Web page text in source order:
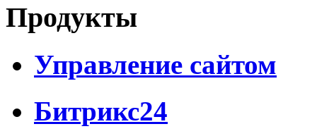
Продукты
Управление сайтом
Битрикс24